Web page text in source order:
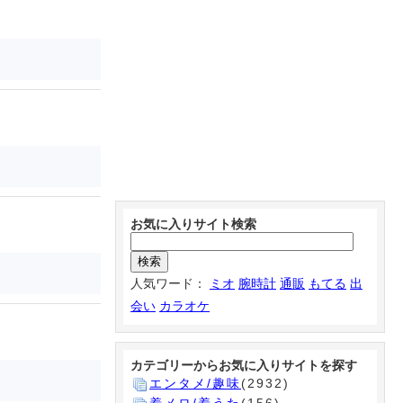
お気に入りサイト検索
人気ワード： ミオ 腕時計 通販 もてる 出
会い カラオケ
カテゴリーからお気に入りサイトを探す
エンタメ/趣味(2932)